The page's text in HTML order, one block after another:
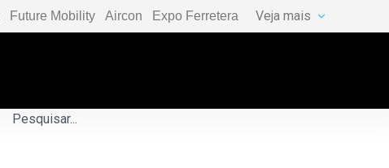
Future Mobility Aircon Expo Ferretera Veja mais